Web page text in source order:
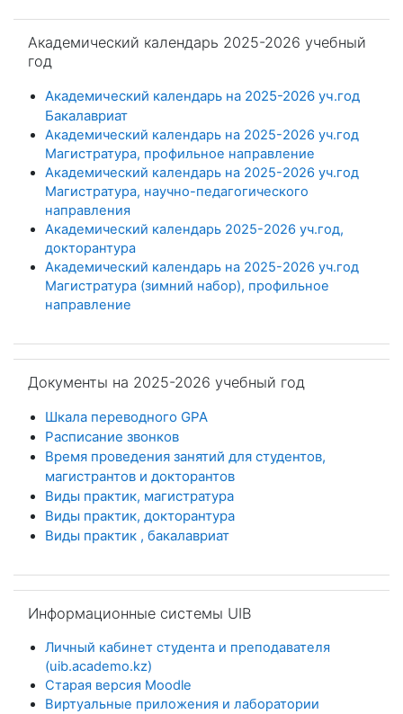
Академический календарь 2025-2026 учебный
год
Академический календарь на 2025-2026 уч.год
Бакалавриат
Академический календарь на 2025-2026 уч.год
Магистратура, профильное направление
Академический календарь на 2025-2026 уч.год
Магистратура, научно-педагогического
направления
Академический календарь 2025-2026 уч.год,
докторантура
Академический календарь на 2025-2026 уч.год
Магистратура (зимний набор), профильное
направление
Документы на 2025-2026 учебный год
Шкала переводного GPA
Расписание звонков
Время проведения занятий для студентов,
магистрантов и докторантов
Виды практик, магистратура
Виды практик, докторантура
Виды практик , бакалавриат
Информационные системы UIB
Личный кабинет студента и преподавателя
(uib.academo.kz)
Старая версия Moodle
Виртуальные приложения и лаборатории